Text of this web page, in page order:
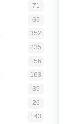
71
65
352
235
156
163
35
26
143